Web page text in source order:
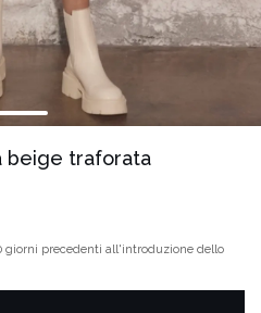
beige traforata
giorni precedenti all'introduzione dello